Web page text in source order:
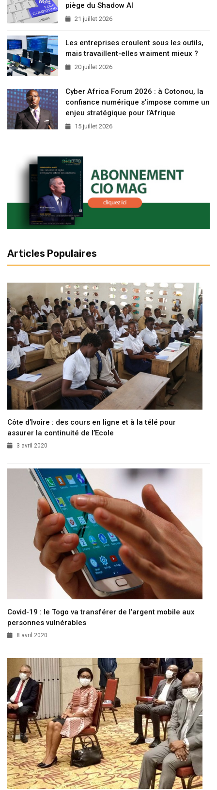
piège du Shadow AI
21 juillet 2026
Les entreprises croulent sous les outils,
mais travaillent-elles vraiment mieux ?
20 juillet 2026
Cyber Africa Forum 2026 : à Cotonou, la
confiance numérique s’impose comme un
enjeu stratégique pour l’Afrique
15 juillet 2026
Articles Populaires
Côte d’Ivoire : des cours en ligne et à la télé pour
assurer la continuité de l’Ecole
3 avril 2020
Covid-19 : le Togo va transférer de l’argent mobile aux
personnes vulnérables
8 avril 2020